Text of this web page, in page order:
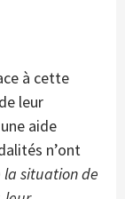
à cette
leur
aide
n’ont
la situation de